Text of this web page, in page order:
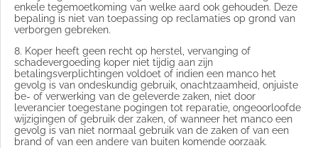
enkele tegemoetkoming van welke aard ook gehouden. Deze
bepaling is niet van toepassing op reclamaties op grond van
verborgen gebreken.
8. Koper heeft geen recht op herstel, vervanging of
schadevergoeding koper niet tijdig aan zijn
betalingsverplichtingen voldoet of indien een manco het
gevolg is van ondeskundig gebruik, onachtzaamheid, onjuiste
be- of verwerking van de geleverde zaken, niet door
leverancier toegestane pogingen tot reparatie, ongeoorloofde
wijzigingen of gebruik der zaken, of wanneer het manco een
gevolg is van niet normaal gebruik van de zaken of van een
brand of van een andere van buiten komende oorzaak.